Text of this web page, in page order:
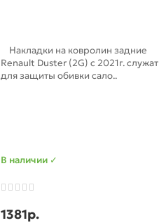
Накладки на ковролин задние
Renault Duster (2G) с 2021г. служат
для защиты обивки сало..
В наличии ✓
1381р.